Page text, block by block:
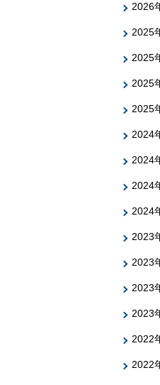
2026
2025
2025
2025
2025
2024
2024
2024
2024
2023
2023
2023
2023
2022
2022